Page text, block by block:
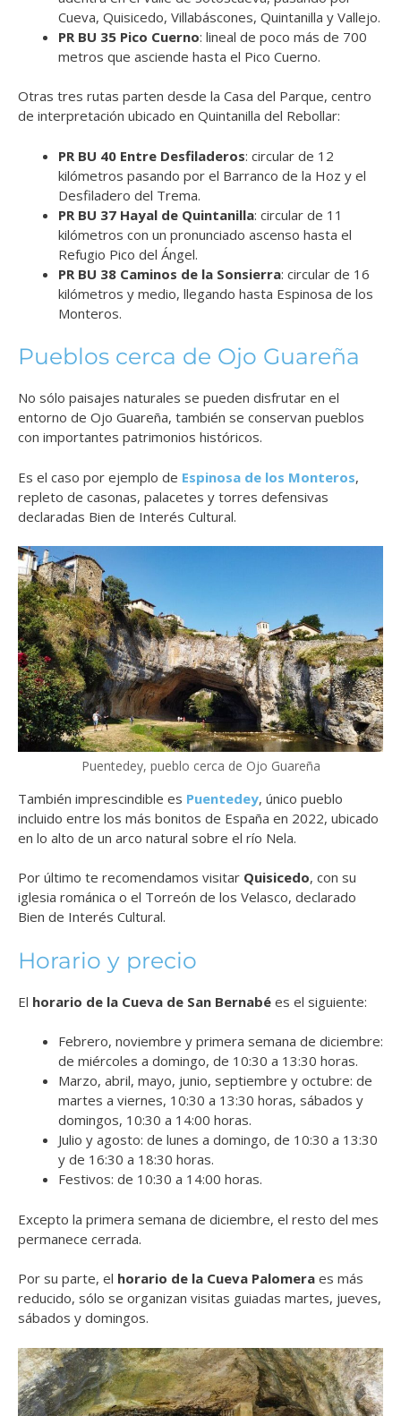
Cueva, Quisicedo, Villabáscones, Quintanilla y Vallejo.
PR BU 35 Pico Cuerno: lineal de poco más de 700
metros que asciende hasta el Pico Cuerno.
Otras tres rutas parten desde la Casa del Parque, centro
de interpretación ubicado en Quintanilla del Rebollar:
PR BU 40 Entre Desfiladeros: circular de 12
kilómetros pasando por el Barranco de la Hoz y el
Desfiladero del Trema.
PR BU 37 Hayal de Quintanilla: circular de 11
kilómetros con un pronunciado ascenso hasta el
Refugio Pico del Ángel.
PR BU 38 Caminos de la Sonsierra: circular de 16
kilómetros y medio, llegando hasta Espinosa de los
Monteros.
Pueblos cerca de Ojo Guareña
No sólo paisajes naturales se pueden disfrutar en el
entorno de Ojo Guareña, también se conservan pueblos
con importantes patrimonios históricos.
Es el caso por ejemplo de Espinosa de los Monteros,
repleto de casonas, palacetes y torres defensivas
declaradas Bien de Interés Cultural.
Puentedey, pueblo cerca de Ojo Guareña
También imprescindible es Puentedey, único pueblo
incluido entre los más bonitos de España en 2022, ubicado
en lo alto de un arco natural sobre el río Nela.
Por último te recomendamos visitar Quisicedo, con su
iglesia románica o el Torreón de los Velasco, declarado
Bien de Interés Cultural.
Horario y precio
El horario de la Cueva de San Bernabé es el siguiente:
Febrero, noviembre y primera semana de diciembre:
de miércoles a domingo, de 10:30 a 13:30 horas.
Marzo, abril, mayo, junio, septiembre y octubre: de
martes a viernes, 10:30 a 13:30 horas, sábados y
domingos, 10:30 a 14:00 horas.
Julio y agosto: de lunes a domingo, de 10:30 a 13:30
y de 16:30 a 18:30 horas.
Festivos: de 10:30 a 14:00 horas.
Excepto la primera semana de diciembre, el resto del mes
permanece cerrada.
Por su parte, el horario de la Cueva Palomera es más
reducido, sólo se organizan visitas guiadas martes, jueves,
sábados y domingos.